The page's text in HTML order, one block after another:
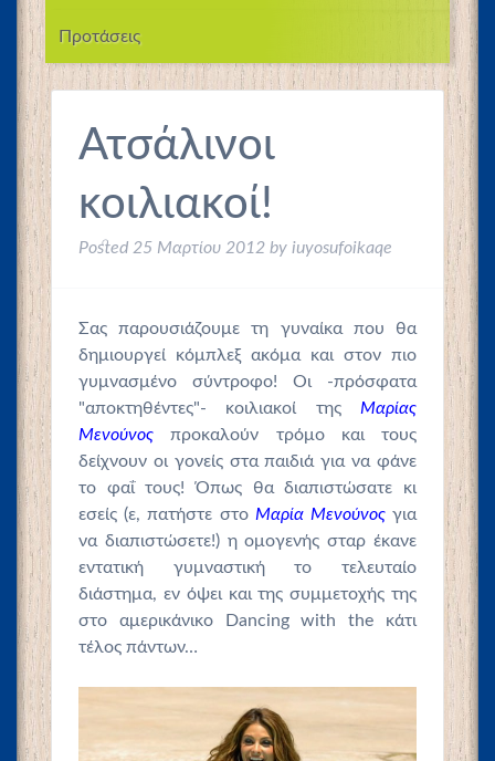
Προτάσεις
Ατσάλινοι
κοιλιακοί!
Posted 25 Μαρτίου 2012 by iuyosufoikaqe
Σας παρουσιάζουμε τη γυναίκα που θα
δημιουργεί κόμπλεξ ακόμα και στον πιο
γυμνασμένο σύντροφο! Οι -πρόσφατα
"αποκτηθέντες"- κοιλιακοί της Μαρίας
Μενούνος προκαλούν τρόμο και τους
δείχνουν οι γονείς στα παιδιά για να φάνε
το φαΐ τους! Όπως θα διαπιστώσατε κι
εσείς (ε, πατήστε στο Μαρία Μενούνοςγια
να διαπιστώσετε!) η ομογενής σταρ έκανε
εντατική γυμναστική το τελευταίο
διάστημα, εν όψει και της συμμετοχής της
στο αμερικάνικο Dancing with the κάτι
τέλος πάντων…